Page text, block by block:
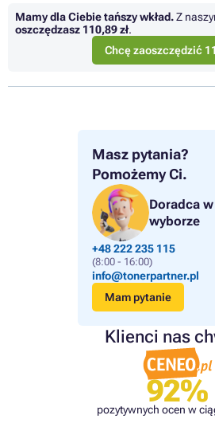
Masz pytania?
Pomożemy Ci.
Doradca w
wyborze
+48 222 235 115
(8:00 - 16:00)
info@tonerpartner.pl
Mam pytanie
Klienci nas
92%
pozytywnych ocen w
Mamy dla Ciebie tańszy wkład.Z
oszczędzasz 110,89 zł.
Chcę zaoszczędzić